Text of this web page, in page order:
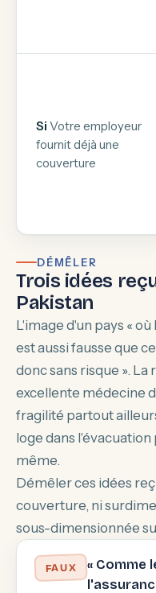
Si Votre employeur
fournit déjà une
couverture
DÉMÊLER
Trois idées
Pakistan
L'image d'un pays «
est aussi fausse que
donc sans risque ».
excellente médecine
fragilité partout
loge dans l'évacuation
même.
Démêler ces idées
couverture, ni
sous-dimensionnée
FAUX
« Comme